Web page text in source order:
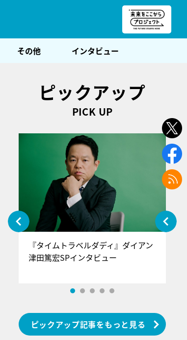
その他 インタビュー
ピックアップ
PICK UP
『タイムトラベルダディ』ダイアン
津田篤宏SPインタビュー
ピックアップ記事をもっと見る